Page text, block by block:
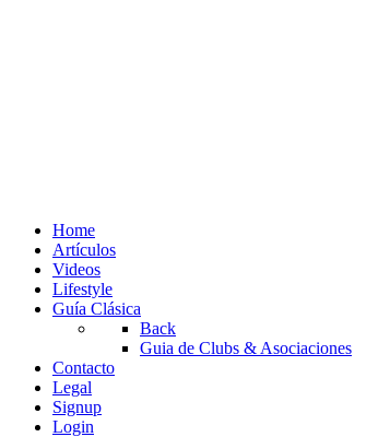
Home
Artículos
Videos
Lifestyle
Guía Clásica
Back
Guia de Clubs & Asociaciones
Contacto
Legal
Signup
Login